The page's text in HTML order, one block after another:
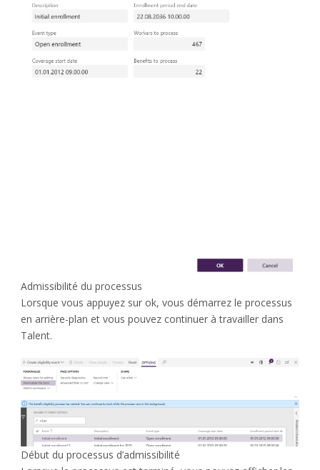
Admissibilité du processus
Lorsque vous appuyez sur ok, vous démarrez le processus
en arrière-plan et vous pouvez continuer à travailler dans
Talent.
Début du processus d’admissibilité